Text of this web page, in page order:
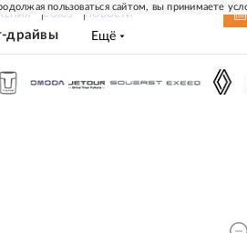
пользоваться сайтом, вы принимаете
СОЮЗ НОВОСТИ
драйвы Ещё